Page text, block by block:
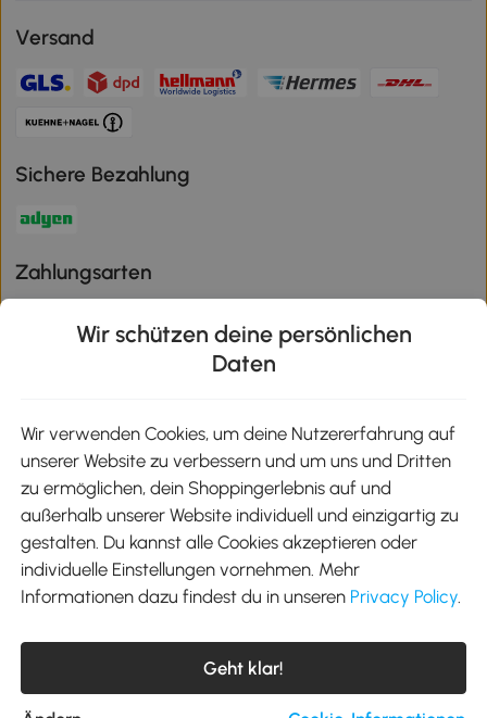
Versand
Sichere Bezahlung
Zahlungsarten
Aosom-App
Google Play
Tel.: +49 40 87408465
kontakt@aosom.de
Telefonservice Mo.-Fr. 9:00-17:30 Uhr
Wir schützen deine persönlichen
Daten
Wir verwenden Cookies, um deine Nutzererfahrung auf
unserer Website zu verbessern und um uns und Dritten
zu ermöglichen, dein Shoppingerlebnis auf und
außerhalb unserer Website individuell und einzigartig zu
gestalten. Du kannst alle Cookies akzeptieren oder
individuelle Einstellungen vornehmen. Mehr
Informationen dazu findest du in unseren Privacy Policy.
Geht klar!